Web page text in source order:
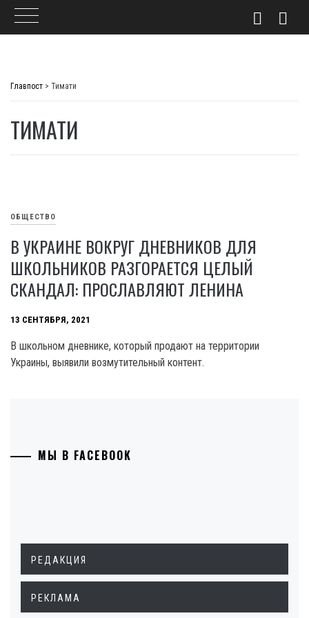
Главпост > Тимати
ТИМАТИ
ОБЩЕСТВО
В УКРАИНЕ ВОКРУГ ДНЕВНИКОВ ДЛЯ
ШКОЛЬНИКОВ РАЗГОРАЕТСЯ ЦЕЛЫЙ
СКАНДАЛ: ПРОСЛАВЛЯЮТ ЛЕНИНА
13 СЕНТЯБРЯ, 2021
В школьном дневнике, который продают на территории
Украины, выявили возмутительный контент.
МЫ В FACEBOOK
РЕДАКЦИЯ
РЕКЛАМА